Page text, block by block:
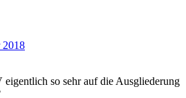
2018
eigentlich so sehr auf die Ausgliederung